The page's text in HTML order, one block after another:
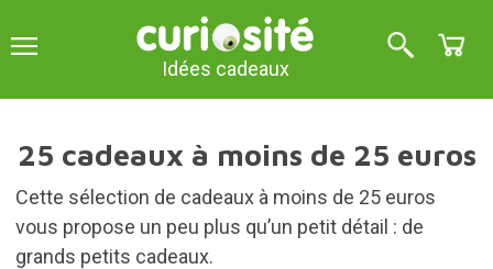
Idées cadeaux
25 cadeaux à moins de 25 euros
Cette sélection de cadeaux à moins de 25 euros
vous propose un peu plus qu’un petit détail : de
grands petits cadeaux.